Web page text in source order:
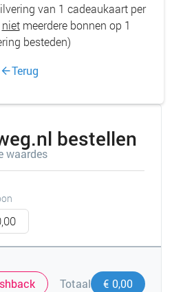
van 1 cadeaukaart per
nietmeerdere bonnen op 1
besteden)
Terug
bestellen
waardes
Totaal € 0,00